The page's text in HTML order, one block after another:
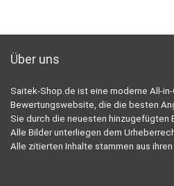
Über uns
Saitek-Shop.de ist eine moderne All-
Bewertungswebsite, die die besten
Sie durch die neuesten hinzugefügten
Alle Bilder unterliegen dem
Alle zitierten Inhalte stammen aus